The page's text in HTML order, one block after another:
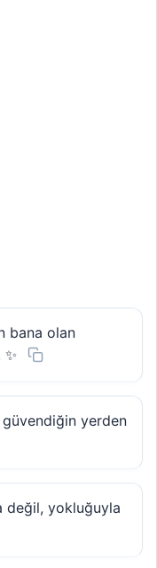
bana olan
yerden
değil, yokluğuyla